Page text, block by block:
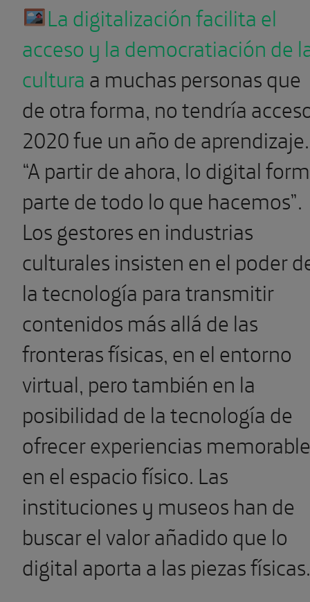
La digitalización facilita el
acceso y la democratiación de
culturaa muchas personas que
de otra forma, no tendría
2020 fue un año de aprendizaje.
“A partir de ahora, lo digital
parte de todo lo que hacemos”.
Los gestores en industrias
culturales insisten en el poder
la tecnología para transmitir
contenidos más allá de las
fronteras físicas, en el entorno
virtual, pero también en la
posibilidad de la tecnología de
ofrecer experiencias
en el espacio físico. Las
instituciones y museos han de
buscar el valor añadido que lo
digital aporta a las piezas físicas.